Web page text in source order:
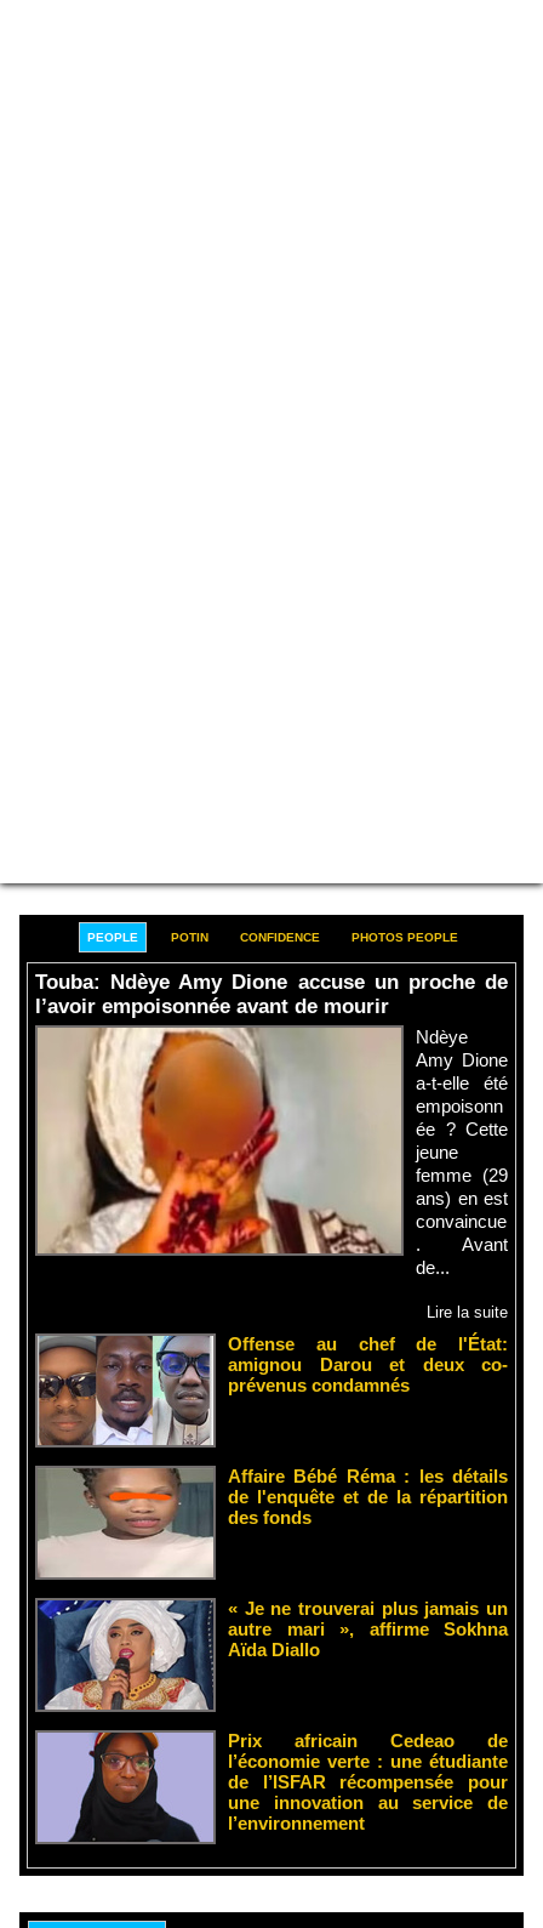
PEOPLE POTIN CONFIDENCE PHOTOS PEOPLE
Touba: Ndèye Amy Dione accuse un proche de
l’avoir empoisonnée avant de mourir
Ndèye
Amy Dione
a-t-elle été
empoisonn
ée ? Cette
jeune
femme (29
ans) en est
convaincue
. Avant
de...
Lire la suite
Offense au chef de l'État:
amignou Darou et deux co-
prévenus condamnés
Affaire Bébé Réma : les détails
de l'enquête et de la répartition
des fonds
« Je ne trouverai plus jamais un
autre mari », affirme Sokhna
Aïda Diallo
Prix africain Cedeao de
l’économie verte : une étudiante
de l’ISFAR récompensée pour
une innovation au service de
l’environnement